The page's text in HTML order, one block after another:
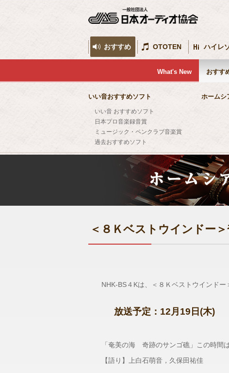
おすすめ
What's New おすす
いい音おすすめソフト
いい音 おすすめソフト
日本プロ音楽録音賞
ミュージック・ペンクラブ音楽賞
過去おすすめソフト
ホームシ
OTOTEN ハイレ
＜８Ｋベストウインドー
NHK-BS４Kは、＜８Ｋベストウインド
放送予定：12月19日(木
「奄美の海 奇跡のサンゴ礁」この時間
【語り】上白石萌音，久保田祐佳